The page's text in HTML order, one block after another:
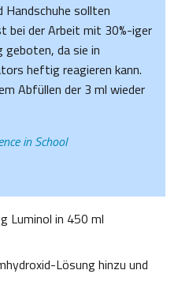
sollten
bei der Arbeit mit 30%-iger
da sie in
heftig reagieren kann.
Abfüllen der 3 ml wieder
in School
Luminol in 450 ml
Lösung hinzu und